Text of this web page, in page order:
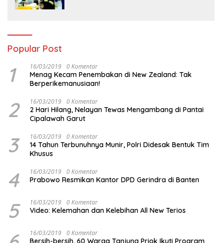
Popular Post
1 16/03/2019 0 Komentar
Menag Kecam Penembakan di New Zealand: Tak
Berperikemanusiaan!
2 16/03/2019 0 Komentar
2 Hari Hilang, Nelayan Tewas Mengambang di Pantai
Cipalawah Garut
3 16/03/2019 0 Komentar
14 Tahun Terbunuhnya Munir, Polri Didesak Bentuk Tim
Khusus
4 16/03/2019 0 Komentar
Prabowo Resmikan Kantor DPD Gerindra di Banten
5 16/03/2019 0 Komentar
Video: Kelemahan dan Kelebihan All New Terios
16/03/2019 0 Komentar
Bersih-bersih, 60 Warga Tanjung Priok Ikuti Program